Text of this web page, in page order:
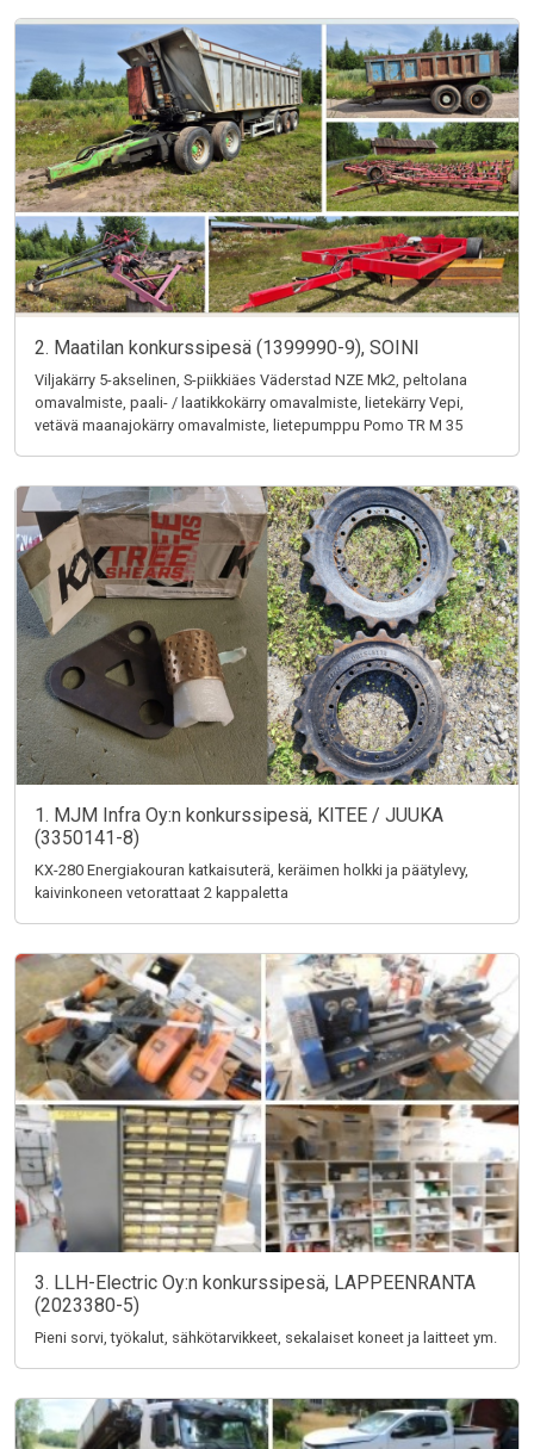
2. Maatilan konkurssipesä (1399990-9), SOINI
Viljakärry 5-akselinen, S-piikkiäes Väderstad NZE Mk2, peltolana
omavalmiste, paali- / laatikkokärry omavalmiste, lietekärry Vepi,
vetävä maanajokärry omavalmiste, lietepumppu Pomo TR M 35
1. MJM Infra Oy:n konkurssipesä, KITEE / JUUKA
(3350141-8)
KX-280 Energiakouran katkaisuterä, keräimen holkki ja päätylevy,
kaivinkoneen vetorattaat 2 kappaletta
3. LLH-Electric Oy:n konkurssipesä, LAPPEENRANTA
(2023380-5)
Pieni sorvi, työkalut, sähkötarvikkeet, sekalaiset koneet ja laitteet ym.